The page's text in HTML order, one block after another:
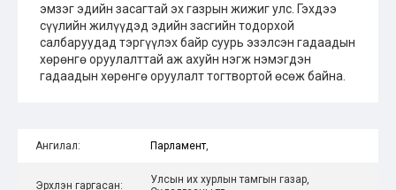
эмзэг эдийн засагтай эх газрын жижиг улс. Гэхдээ
сүүлийн жилүүдэд эдийн засгийн тодорхой
салбаруудад тэргүүлэх байр суурь эзэлсэн гадаадын
хөрөнгө оруулалттай аж ахуйн нэгж нэмэгдэн
гадаадын хөрөнгө оруулалт тогтвортой өсөж байна.
Ангилал: Парламент
Эрхлэн гаргасан:
Улсын их хурлын тамгын газар,